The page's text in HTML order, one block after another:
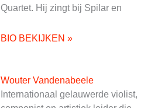
Quartet. Hij zingt bij Spilar en
BIO BEKIJKEN »
Wouter Vandenabeele
Internationaal gelauwerde violist,